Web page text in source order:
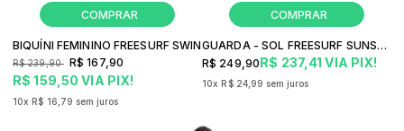
BIQUÍNI FEMININO FREESURF SWIN
R$ 159,50 VIA PIX!
R$ 239,90 R$ 167,90
10x R$ 16,79 sem juros
GUARDA - SOL FREESURF SUNSET
R$ 237,41 VIA PIX!
R$ 249,90
10x R$ 24,99 sem juros